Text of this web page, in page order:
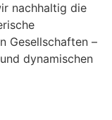
nachhaltig die
Gesellschaften –
dynamischen